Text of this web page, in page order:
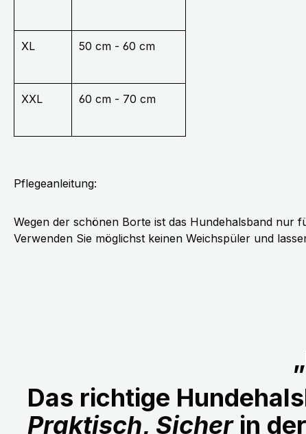
XL 50 cm - 60 cm
XXL 60 cm - 70 cm
Pflegeanleitung:
Wegen der schönen Borte ist das Hundehalsband nur
Verwenden Sie möglichst keinen Weichspüler und
Das richtige
Praktisch, Sicherin